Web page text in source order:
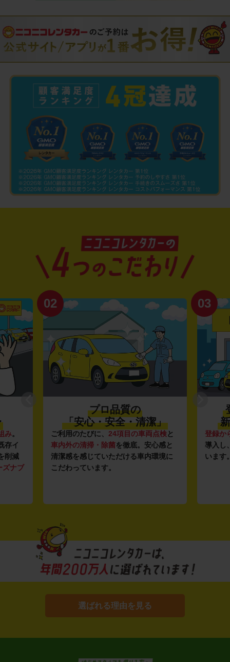
み。
存イ
削減
ズナブ
02
プロ品質の
「安心・安全・清潔」
ご利用のたびに、 24項目の車両点検と
車内外の清掃・除菌を徹底。安心感と
清潔感を感じていただける車内環境に
こだわっています。
03
登録か
導入し
います
選ばれる理由を見る